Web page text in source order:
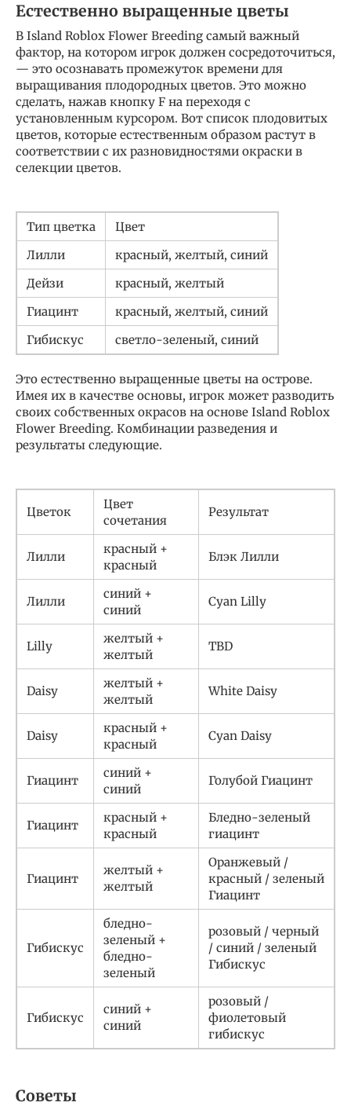
Естественно выращенные цветы
В Island Roblox Flower Breeding самый важный
фактор, на котором игрок должен сосредоточиться,
— это осознавать промежуток времени для
выращивания плодородных цветов. Это можно
сделать, нажав кнопку F на переходя с
установленным курсором. Вот список плодовитых
цветов, которые естественным образом растут в
соответствии с их разновидностями окраски в
селекции цветов.
Тип цветка
Цвет
Лилли
красный, желтый, синий
Дейзи
красный, желтый
Гиацинт
красный, желтый, синий
Гибискус
светло-зеленый, синий
Это естественно выращенные цветы на острове.
Имея их в качестве основы, игрок может разводить
своих собственных окрасов на основе Island Roblox
Flower Breeding. Комбинации разведения и
результаты следующие.
Цветок
Цвет
сочетания
Результат
Лилли
красный +
красный
Блэк Лилли
Лилли
синий +
синий
Cyan Lilly
Lilly
желтый +
желтый
TBD
Daisy
желтый +
желтый
White Daisy
Daisy
красный +
красный
Cyan Daisy
Гиацинт
синий +
синий
Голубой Гиацинт
Гиацинт
красный +
красный
Бледно-зеленый
гиацинт
Гиацинт
желтый +
желтый
Оранжевый /
красный / зеленый
Гиацинт
Гибискус
бледно-
зеленый +
бледно-
зеленый
розовый / черный
/ синий / зеленый
Гибискус
Гибискус
синий +
синий
розовый /
фиолетовый
гибискус
Советы